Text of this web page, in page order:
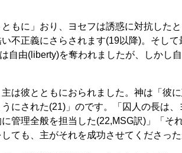
ともに」おり、ヨセフは誘惑に対抗した
不正義にさらされます(19以降)。そし
自由(liberty)を奪われましたが、しかし
は彼とともにおられました。神は「彼
にされた(21)」のです。「囚人の長は
管理全般を担当した(22,MSG訳)」「そ
ても、主がそれを成功させてくださっ